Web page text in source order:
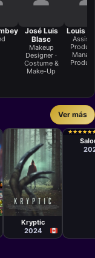
José Luis
Blasc
Makeup
Designer ·
Costume &
Make-Up
Louis
Ver más
Película
Kourtney Roy
Kryptic
2024
★
★★
★★
★★
★★
★
Jean